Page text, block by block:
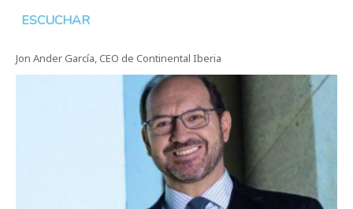
ESCUCHAR
Jon Ander García, CEO de Continental Iberia